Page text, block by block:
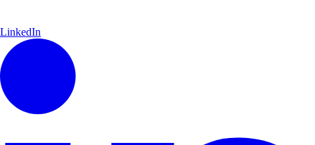
LinkedIn